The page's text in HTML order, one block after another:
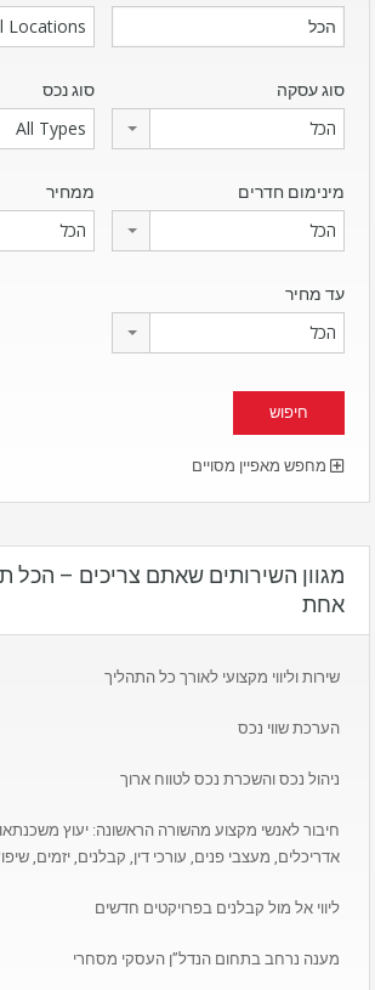
Locations
סוג עסקה
הכל
סוג נכס
All Types
מינימום חדרים
הכל
ממחיר
הכל
עד מחיר
הכל
מחפש מאפיין מסויים
מגוון השירותים שאתם צריכים – הכל
אחת
שירות וליווי מקצועי לאורך כל התהליך
הערכת שווי נכס
ניהול נכס והשכרת נכס לטווח ארוך
חיבור לאנשי מקצוע מהשורה הראשונה: יעוץ
אדריכלים, מעצבי פנים, עורכי דין, קבלנים, יזמים,
ליווי אל מול קבלנים בפרויקטים חדשים
מענה נרחב בתחום הנדל”ן העסקי מסחרי